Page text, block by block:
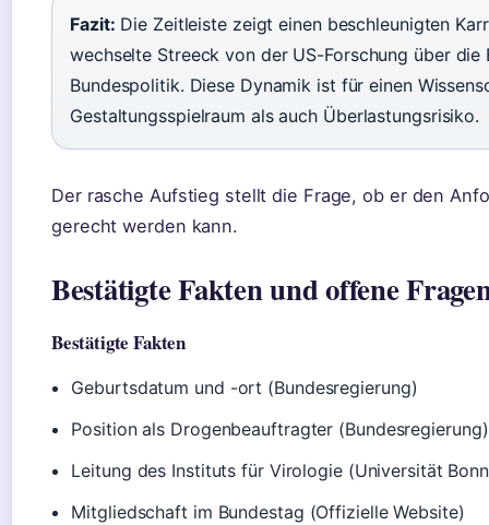
Fazit: Die Zeitleiste zeigt einen beschleunigten
wechselte Streeck von der US-Forschung über
Bundespolitik. Diese Dynamik ist für einen
Gestaltungsspielraum als auch Überlastungsrisiko.
Der rasche Aufstieg stellt die Frage, ob er den
gerecht werden kann.
Bestätigte Fakten und offene
Bestätigte Fakten
Geburtsdatum und -ort (Bundesregierung)
Position als Drogenbeauftragter (Bundesregierung)
Leitung des Instituts für Virologie (Universität
Mitgliedschaft im Bundestag (Offizielle Website)